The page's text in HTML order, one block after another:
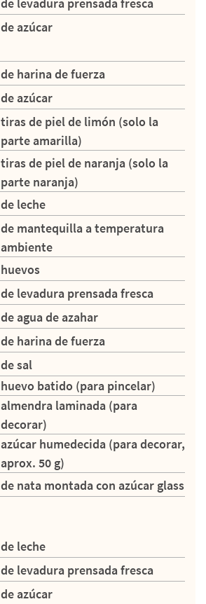
de levadura prensada fresca
de azúcar
de harina de fuerza
de azúcar
tiras de piel de limón (solo la
parte amarilla)
tiras de piel de naranja (solo la
parte naranja)
de leche
de mantequilla a temperatura
ambiente
huevos
de levadura prensada fresca
de agua de azahar
de harina de fuerza
de sal
huevo batido (para pincelar)
almendra laminada (para
decorar)
azúcar humedecida (para decorar,
aprox. 50 g)
de nata montada con azúcar glass
de leche
de levadura prensada fresca
de azúcar